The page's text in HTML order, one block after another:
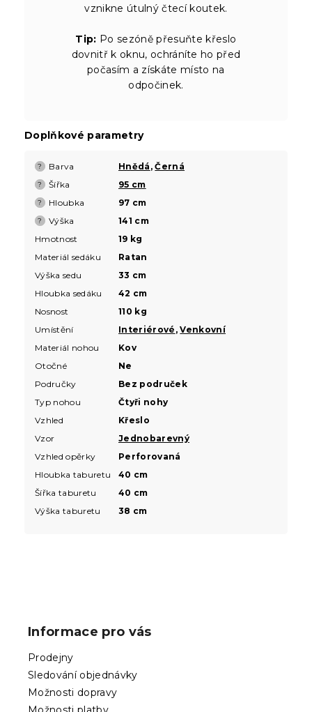
vznikne útulný čtecí koutek.
Tip: Po sezóně přesuňte křeslo
dovnitř k oknu, ochráníte ho před
počasím a získáte místo na
odpočinek.
Doplňkové parametry
? Barva Hnědá ,Černá
? Šířka 95 cm
? Hloubka 97 cm
? Výška
141 cm
Hmotnost
19 kg
Materiál sedáku
Ratan
Výška sedu
33 cm
Hloubka sedáku
42 cm
Nosnost
110 kg
Umístění
Interiérové ,Venkovní
Materiál nohou
Kov
Otočné
Ne
Područky
Bez područek
Typ nohou
Čtyři nohy
Vzhled
Křeslo
Vzor
Jednobarevný
Vzhled opěrky
Perforovaná
Hloubka taburetu
40 cm
Šířka taburetu
40 cm
Výška taburetu
38 cm
Informace pro vás
Prodejny
Sledování objednávky
Možnosti dopravy